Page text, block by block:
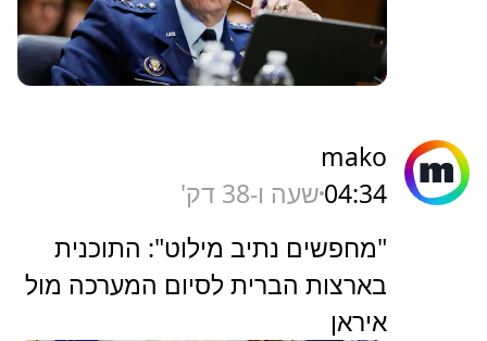
mako
04:34שעה ו-38 דק'
"מחפשים נתיב מילוט": התוכנית
בארצות הברית לסיום המערכה מול
איראן